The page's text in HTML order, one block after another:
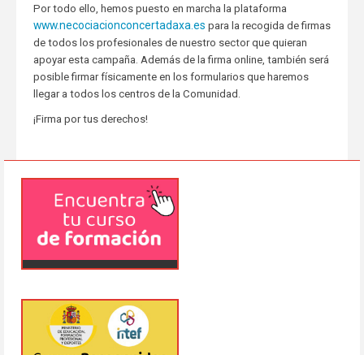
Por todo ello, hemos puesto en marcha la plataforma
www.necociacionconcertadaxa.es para la recogida de firmas
de todos los profesionales de nuestro sector que quieran
apoyar esta campaña. Además de la firma online, también será
posible firmar físicamente en los formularios que haremos
llegar a todos los centros de la Comunidad.
¡Firma por tus derechos!